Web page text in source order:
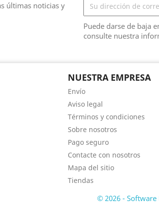
últimas noticias y
Puede darse de baja
consulte nuestra
NUESTRA EMPRESA
Envío
Aviso legal
Términos y condiciones
Sobre nosotros
Pago seguro
Contacte con nosotros
Mapa del sitio
Tiendas
© 2026 -